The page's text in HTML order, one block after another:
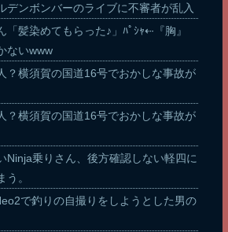
デンボンバーのライブに不審者が乱入
「髪染めてもらった♪」ﾊﾟｼｬ⇠『胸』
ないwww
？横須賀の国道16号でおかしな事故が
？横須賀の国道16号でおかしな事故が
Ninja乗りさん、後方確認しない軽四に
う。
で釣りの自撮りをしようとした男の